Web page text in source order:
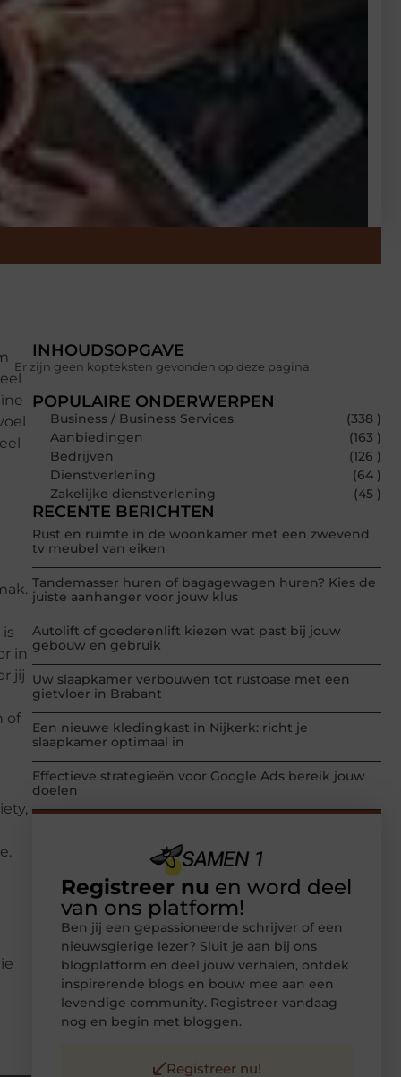
in
jij
of
INHOUDSOPGAVE
Er zijn geen kopteksten gevonden op deze pagina.
POPULAIRE ONDERWERPEN
Business / Business Services
(338 )
Aanbiedingen
(163 )
Bedrijven
(126 )
Dienstverlening
(64 )
Zakelijke dienstverlening
(45 )
RECENTE BERICHTEN
Rust en ruimte in de woonkamer met een zwevend
tv meubel van eiken
Tandemasser huren of bagagewagen huren? Kies de
juiste aanhanger voor jouw klus
Autolift of goederenlift kiezen wat past bij jouw
gebouw en gebruik
Uw slaapkamer verbouwen tot rustoase met een
gietvloer in Brabant
Een nieuwe kledingkast in Nijkerk: richt je
slaapkamer optimaal in
Effectieve strategieën voor Google Ads bereik jouw
doelen
Registreer nu en word deel
van ons platform!
Ben jij een gepassioneerde schrijver of een
nieuwsgierige lezer? Sluit je aan bij ons
blogplatform en deel jouw verhalen, ontdek
inspirerende blogs en bouw mee aan een
levendige community. Registreer vandaag
nog en begin met bloggen.
Registreer nu!